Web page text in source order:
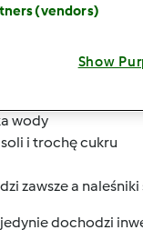
propozycji
przyznam, ze
wody
i trochę cukru
zawsze a
dochodzi
(vendors)
Show